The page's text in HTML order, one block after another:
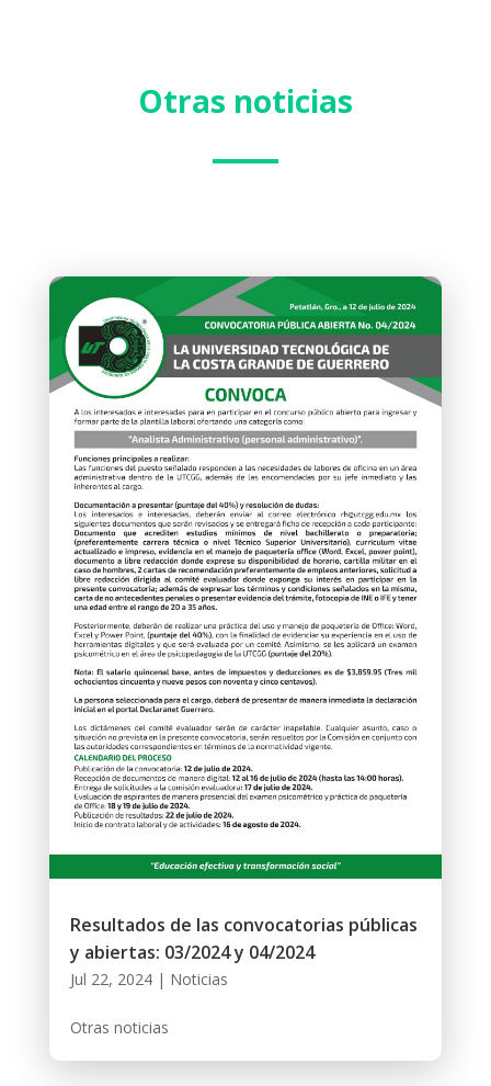
Otras noticias
Resultados de las convocatorias públicas
y abiertas: 03/2024 y 04/2024
Jul 22, 2024| Noticias
Otras noticias